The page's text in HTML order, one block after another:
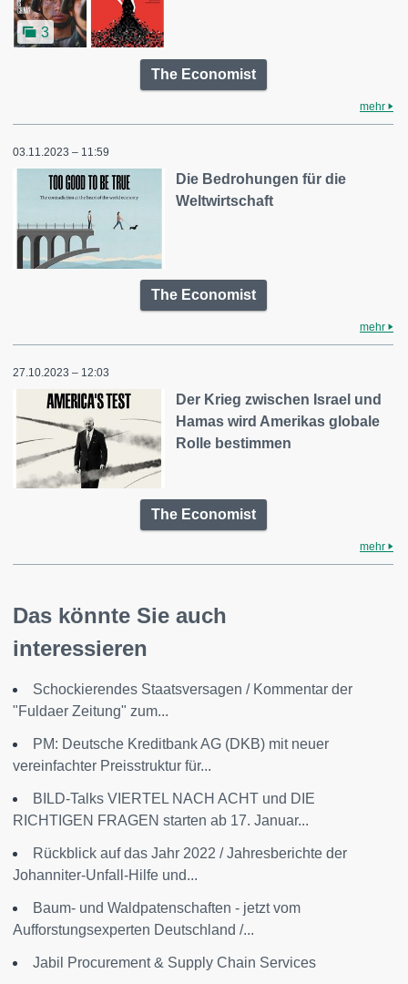
3
The Economist
mehr
03.11.2023 – 11:59
Die Bedrohungen für die
Weltwirtschaft
The Economist
mehr
27.10.2023 – 12:03
Der Krieg zwischen Israel und
Hamas wird Amerikas globale
Rolle bestimmen
The Economist
mehr
Das könnte Sie auch
interessieren
Schockierendes Staatsversagen / Kommentar der
"Fuldaer Zeitung" zum...
PM: Deutsche Kreditbank AG (DKB) mit neuer
vereinfachter Preisstruktur für...
BILD-Talks VIERTEL NACH ACHT und DIE
RICHTIGEN FRAGEN starten ab 17. Januar...
Rückblick auf das Jahr 2022 / Jahresberichte der
Johanniter-Unfall-Hilfe und...
Baum- und Waldpatenschaften - jetzt vom
Aufforstungsexperten Deutschland /...
Jabil Procurement & Supply Chain Services